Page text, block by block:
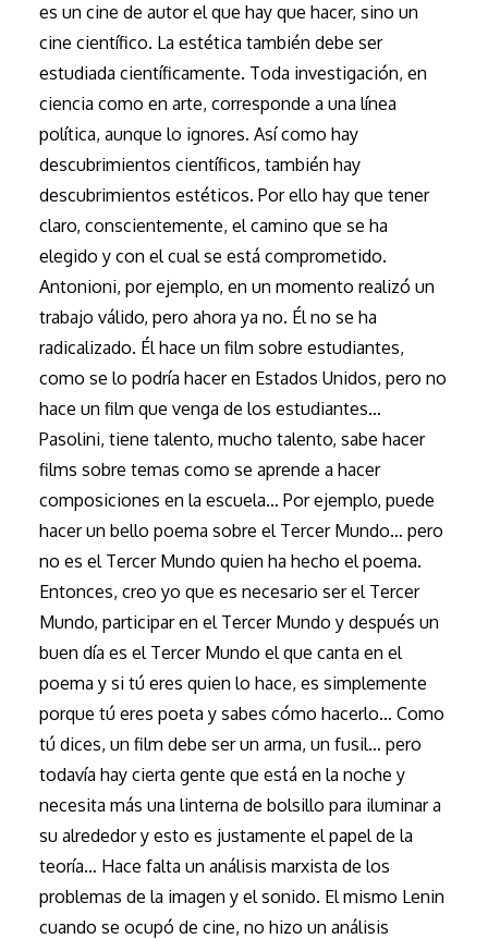
es un cine de autor el que hay que hacer, sino un
cine científico. La estética también debe ser
estudiada científicamente. Toda investigación, en
ciencia como en arte, corresponde a una línea
política, aunque lo ignores. Así como hay
descubrimientos científicos, también hay
descubrimientos estéticos. Por ello hay que tener
claro, conscientemente, el camino que se ha
elegido y con el cual se está comprometido.
Antonioni, por ejemplo, en un momento realizó un
trabajo válido, pero ahora ya no. Él no se ha
radicalizado. Él hace un film sobre estudiantes,
como se lo podría hacer en Estados Unidos, pero no
hace un film que venga de los estudiantes…
Pasolini, tiene talento, mucho talento, sabe hacer
films sobre temas como se aprende a hacer
composiciones en la escuela… Por ejemplo, puede
hacer un bello poema sobre el Tercer Mundo… pero
no es el Tercer Mundo quien ha hecho el poema.
Entonces, creo yo que es necesario ser el Tercer
Mundo, participar en el Tercer Mundo y después un
buen día es el Tercer Mundo el que canta en el
poema y si tú eres quien lo hace, es simplemente
porque tú eres poeta y sabes cómo hacerlo… Como
tú dices, un film debe ser un arma, un fusil… pero
todavía hay cierta gente que está en la noche y
necesita más una linterna de bolsillo para iluminar a
su alrededor y esto es justamente el papel de la
teoría… Hace falta un análisis marxista de los
problemas de la imagen y el sonido. El mismo Lenin
cuando se ocupó de cine, no hizo un análisis